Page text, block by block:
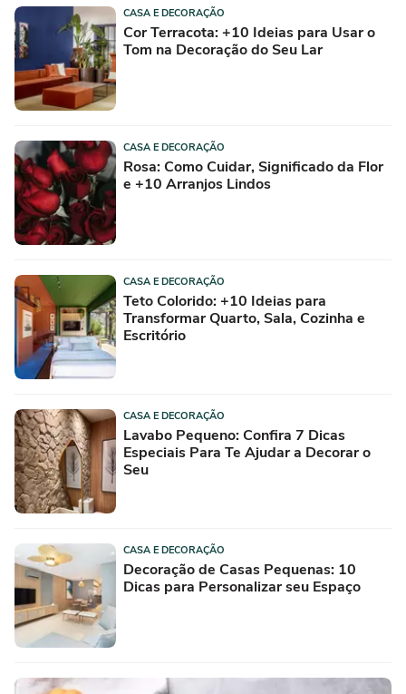
CASA E DECORAÇÃO
Cor Terracota: +10 Ideias para Usar o
Tom na Decoração do Seu Lar
CASA E DECORAÇÃO
Rosa: Como Cuidar, Significado da Flor
e +10 Arranjos Lindos
CASA E DECORAÇÃO
Teto Colorido: +10 Ideias para
Transformar Quarto, Sala, Cozinha e
Escritório
CASA E DECORAÇÃO
Lavabo Pequeno: Confira 7 Dicas
Especiais Para Te Ajudar a Decorar o
Seu
CASA E DECORAÇÃO
Decoração de Casas Pequenas: 10
Dicas para Personalizar seu Espaço